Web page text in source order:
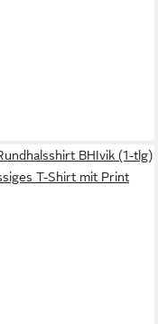
BHIvik (1-tlg)
T-Shirt mit Print